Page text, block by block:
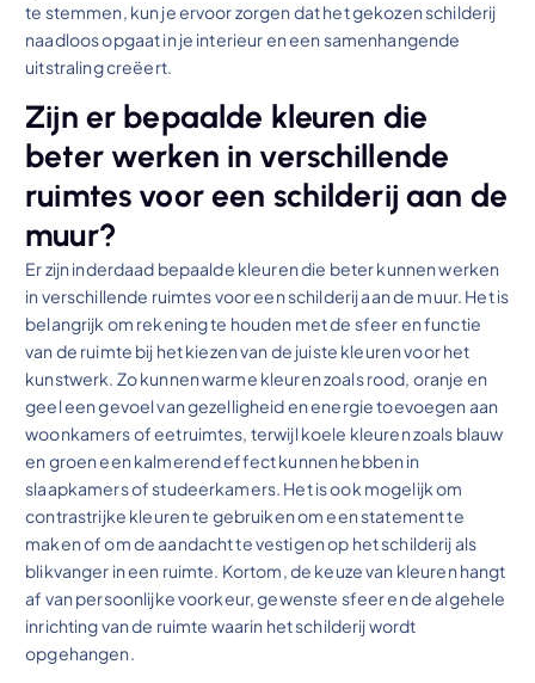
te stemmen, kun je ervoor zorgen dat het gekozen schilderij
naadloos opgaat in je interieur en een samenhangende
uitstraling creëert.
Zijn er bepaalde kleuren die
beter werken in verschillende
ruimtes voor een schilderij aan de
muur?
Er zijn inderdaad bepaalde kleuren die beter kunnen werken
in verschillende ruimtes voor een schilderij aan de muur. Het is
belangrijk om rekening te houden met de sfeer en functie
van de ruimte bij het kiezen van de juiste kleuren voor het
kunstwerk. Zo kunnen warme kleuren zoals rood, oranje en
geel een gevoel van gezelligheid en energie toevoegen aan
woonkamers of eetruimtes, terwijl koele kleuren zoals blauw
en groen een kalmerend effect kunnen hebben in
slaapkamers of studeerkamers. Het is ook mogelijk om
contrastrijke kleuren te gebruiken om een statement te
maken of om de aandacht te vestigen op het schilderij als
blikvanger in een ruimte. Kortom, de keuze van kleuren hangt
af van persoonlijke voorkeur, gewenste sfeer en de algehele
inrichting van de ruimte waarin het schilderij wordt
opgehangen.